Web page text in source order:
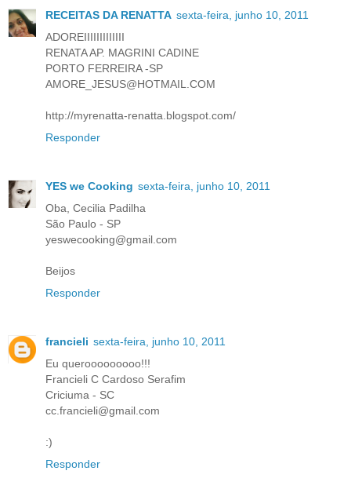
RECEITAS DA RENATTA sexta-feira, junho 10, 2011
ADOREIIIIIIIIIIIII
RENATA AP. MAGRINI CADINE
PORTO FERREIRA -SP
AMORE_JESUS@HOTMAIL.COM
http://myrenatta-renatta.blogspot.com/
Responder
YES we Cooking sexta-feira, junho 10, 2011
Oba, Cecilia Padilha
São Paulo - SP
yeswecooking@gmail.com
Beijos
Responder
francieli sexta-feira, junho 10, 2011
Eu querooooooooo!!!
Francieli C Cardoso Serafim
Criciuma - SC
cc.francieli@gmail.com
:)
Responder